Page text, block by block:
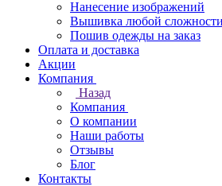
Нанесение изображений
Вышивка любой сложности
Пошив одежды на заказ
Оплата и доставка
Акции
Компания
Назад
Компания
О компании
Наши работы
Отзывы
Блог
Контакты